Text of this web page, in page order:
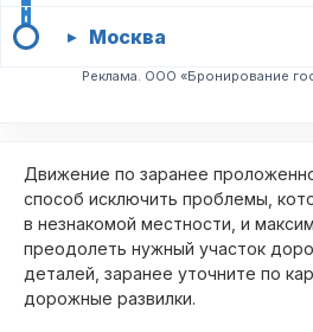
▸ Москва
Реклама. ООО «Бронирование
Движение по заранее
способ исключить проблемы,
в незнакомой местности, и
преодолеть нужный участок
деталей, заранее уточните по
дорожные развилки.